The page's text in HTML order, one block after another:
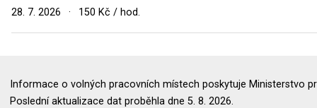
28. 7. 2026
· 150 Kč / hod.
Informace o volných pracovních místech poskytuje Ministerstvo
Poslední aktualizace dat proběhla dne 5. 8. 2026.